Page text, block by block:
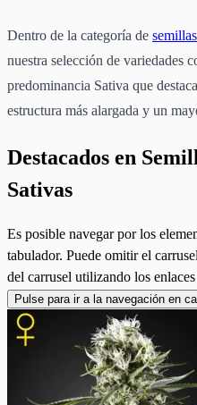
Dentro de la categoría de
nuestra selección de variedades
predominancia Sativa que
estructura más alargada y un
Destacados en
Sativas
Es posible navegar por los
tabulador. Puede omitir el
del carrusel utilizando los
Pulse para ir a la navegación en